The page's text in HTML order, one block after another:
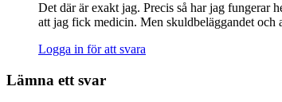
Det där är exakt jag. Precis så har jag fungerar
att jag fick medicin. Men skuldbeläggandet
Logga in för att svara
Lämna ett svar